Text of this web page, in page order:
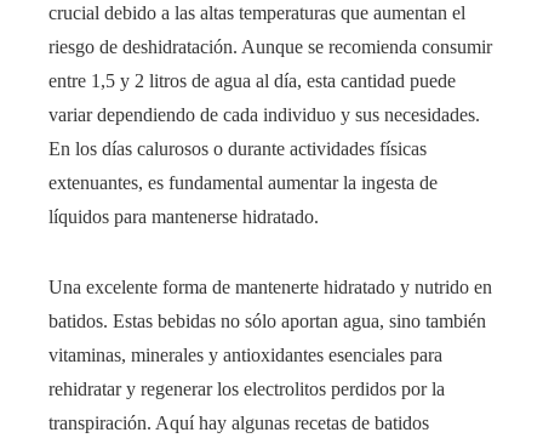
crucial debido a las altas temperaturas que aumentan el
riesgo de deshidratación. Aunque se recomienda consumir
entre 1,5 y 2 litros de agua al día, esta cantidad puede
variar dependiendo de cada individuo y sus necesidades.
En los días calurosos o durante actividades físicas
extenuantes, es fundamental aumentar la ingesta de
líquidos para mantenerse hidratado.
Una excelente forma de mantenerte hidratado y nutrido en
batidos. Estas bebidas no sólo aportan agua, sino también
vitaminas, minerales y antioxidantes esenciales para
rehidratar y regenerar los electrolitos perdidos por la
transpiración. Aquí hay algunas recetas de batidos